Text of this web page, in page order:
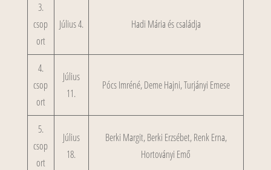
3.
csop
ort
Július 4. Hadi Mária és családja
4.
csop
ort
Július
11.
Pócs Imréné, Deme Hajni, Turjányi Emese
5.
csop
ort
Július
18.
Berki Margit, Berki Erzsébet, Renk Erna,
Hortoványi Emő